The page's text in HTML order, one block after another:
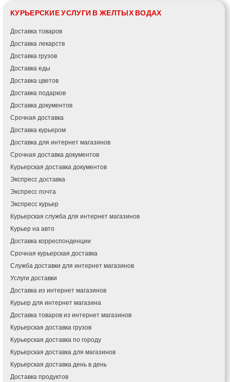
КУРЬЕРСКИЕ УСЛУГИ В ЖЕЛТЫХ ВОДАХ
Доставка товаров
Доставка лекарств
Доставка грузов
Доставка еды
Доставка цветов
Доставка подарков
Доставка документов
Срочная доставка
Доставка курьером
Доставка для интернет магазинов
Срочная доставка документов
Курьерская доставка документов
Экспресс доставка
Экспресс почта
Экспресс курьер
Курьерская служба для интернет магазинов
Курьер на авто
Доставка корреспонденции
Срочная курьерская доставка
Служба доставки для интернет магазинов
Услуги доставки
Доставка из интернет магазинов
Курьер для интернет магазина
Доставка товаров из интернет магазинов
Курьерская доставка грузов
Курьерская доставка по городу
Курьерская доставка для магазинов
Курьерская доставка день в день
Доставка продуктов
Фонтанка
Гадяч
Гатное
Глеваха
Горишние Плавни
Гостомель
Харьков
Херсон
Хмельницкий
Хмельник
Ирпень
Ивано-Франковск
Измаил
Кагарлык
Калуш
Каменец-Подольский
Каменка
Каменское
Канев
Казатин
Киев
Кобеляки
Коцюбинское
Конотоп
Коростень
Корсунь-Шевченковский
Костополь
Ковель
Козин
Красноград
Кременчуг
Кременец